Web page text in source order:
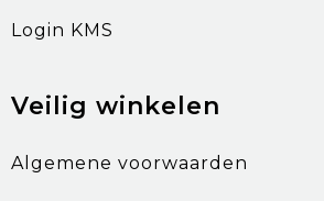
Login KMS
Veilig winkelen
Algemene voorwaarden